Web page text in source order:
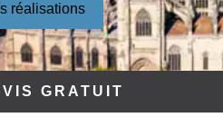
réalisations
GRATUIT